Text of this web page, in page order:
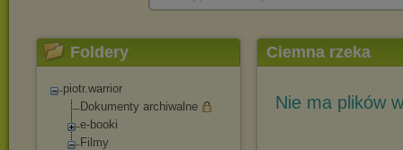
Foldery
piotr.warrior
Dokumenty archiwalne
e-booki
Filmy
Ciemna rzeka
Nie ma plików